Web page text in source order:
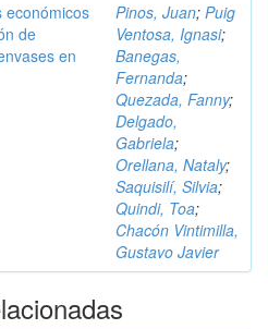
económicos
de
en
Pinos, Juan; Puig
Ventosa, Ignasi;
Banegas,
Fernanda;
Quezada, Fanny;
Delgado,
Gabriela;
Orellana, Nataly;
Saquisilí, Silvia;
Quindi, Toa;
Chacón Vintimilla,
Gustavo Javier